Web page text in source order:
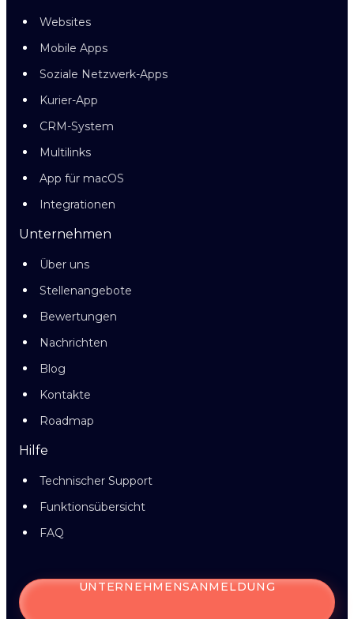
Websites
Mobile Apps
Soziale Netzwerk-Apps
Kurier-App
CRM-System
Multilinks
App für macOS
Integrationen
Unternehmen
Über uns
Stellenangebote
Bewertungen
Nachrichten
Blog
Kontakte
Roadmap
Hilfe
Technischer Support
Funktionsübersicht
FAQ
UNTERNEHMENSANMELDUNG